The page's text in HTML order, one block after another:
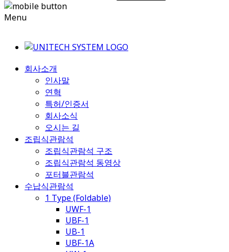
Menu
회사소개
인사말
연혁
특허/인증서
회사소식
오시는 길
조립식관람석
조립식관람석 구조
조립식관람석 동영상
포터블관람석
수납식관람석
1 Type (Foldable)
UWF-1
UBF-1
UB-1
UBF-1A